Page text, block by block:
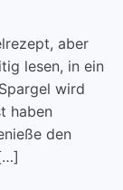
aber
lesen, in ein
wird
haben
den